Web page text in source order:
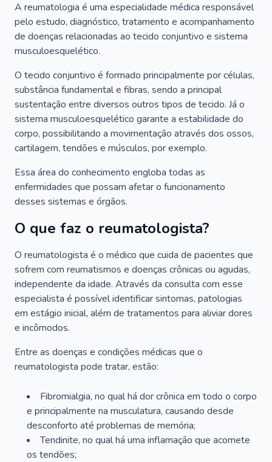
A reumatologia é uma especialidade médica responsável
pelo estudo, diagnóstico, tratamento e acompanhamento
de doenças relacionadas ao tecido conjuntivo e sistema
musculoesquelético.
O tecido conjuntivo é formado principalmente por células,
substância fundamental e fibras, sendo a principal
sustentação entre diversos outros tipos de tecido. Já o
sistema musculoesquelético garante a estabilidade do
corpo, possibilitando a movimentação através dos ossos,
cartilagem, tendões e músculos, por exemplo.
Essa área do conhecimento engloba todas as
enfermidades que possam afetar o funcionamento
desses sistemas e órgãos.
O que faz o reumatologista?
O reumatologista é o médico que cuida de pacientes que
sofrem com reumatismos e doenças crônicas ou agudas,
independente da idade. Através da consulta com esse
especialista é possível identificar sintomas, patologias
em estágio inicial, além de tratamentos para aliviar dores
e incômodos.
Entre as doenças e condições médicas que o
reumatologista pode tratar, estão:
Fibromialgia, no qual há dor crônica em todo o corpo
e principalmente na musculatura, causando desde
desconforto até problemas de memória;
Tendinite, no qual há uma inflamação que acomete
os tendões;